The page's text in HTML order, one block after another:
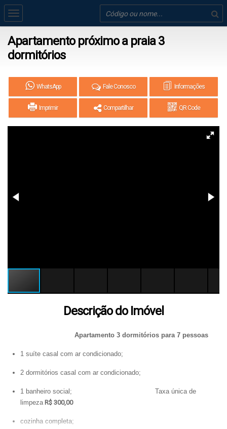
Apartamento próximo a praia 3
dormitórios
WhatsApp Fale Conosco Informações
Imprimir Compartilhar QR Code
Descrição do Imóvel
Apartamento 3 dormitórios para 7 pessoas
1 suíte casal com ar condicionado;
2 dormitórios casal com ar condicionado;
1 banheiro social; Taxa única de
limpezaR$ 300,00
cozinha completa;